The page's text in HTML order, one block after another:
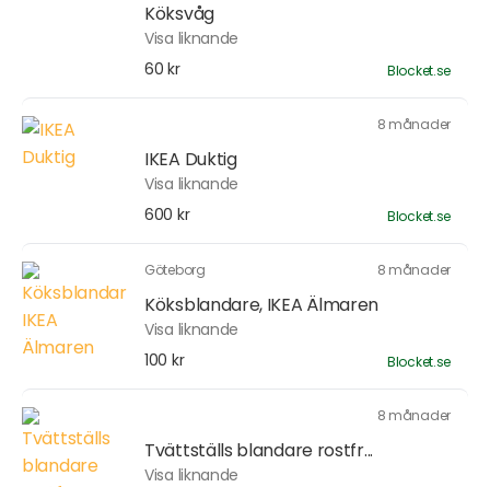
Köksvåg
Visa liknande
60 kr
Blocket.se
8 månader
IKEA Duktig
Visa liknande
600 kr
Blocket.se
Göteborg 8 månader
Köksblandare, IKEA Älmaren
Visa liknande
100 kr
Blocket.se
8 månader
Tvättställs blandare rostfr...
Visa liknande